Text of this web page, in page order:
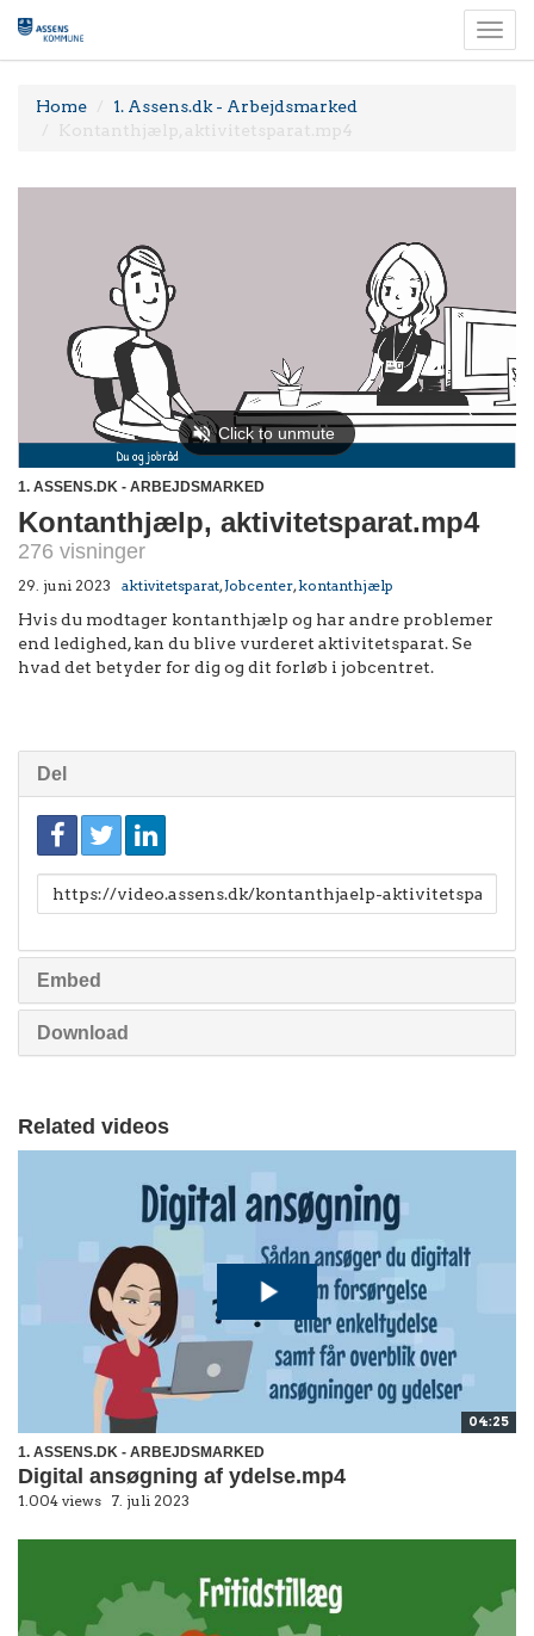
Home
1. Assens.dk - Arbejdsmarked
Kontanthjælp, aktivitetsparat.mp4
1. ASSENS.DK - ARBEJDSMARKED
Kontanthjælp, aktivitetsparat.mp4
276 visninger
29. juni 2023 aktivitetsparat,Jobcenter,kontanthjælp
Hvis du modtager kontanthjælp og har andre problemer
end ledighed, kan du blive vurderet aktivitetsparat. Se
hvad det betyder for dig og dit forløb i jobcentret.
Del
Link
Embed
Download
Related videos
04:25
1. ASSENS.DK - ARBEJDSMARKED
Digital ansøgning af ydelse.mp4
1.004 views 7. juli 2023